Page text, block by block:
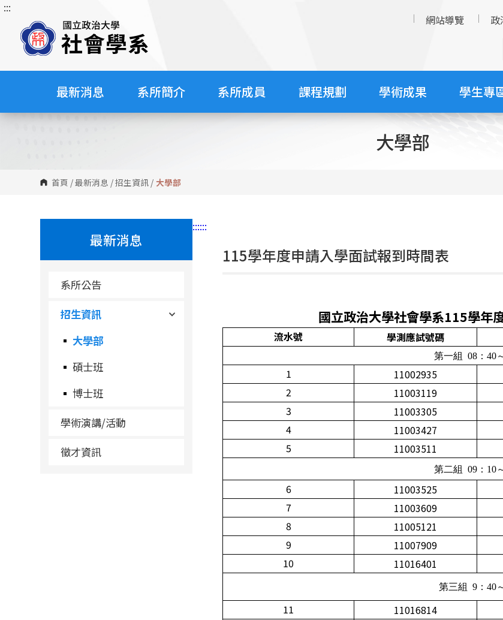
跳
內
塊
:::
網站導覽
政
最新消息 系所簡介 系所成員 課程規劃 學術成果 學生專
大學部
首頁 /最新消息 /招生資訊 / 大學部
:::
最新消息
系所公告
招生資訊
大學部
碩士班
博士班
學術演講/活動
徵才資訊
:::
115學年度申請入學面試報到時間表
國立政治大學社會學系115學年
流水號 學測應試號碼
第一組 08：40
1 11002935
2
11003119
3
11003305
4
11003427
5
11003511
第二組 09：10
6 11003525
7
11003609
8
11005121
9
11007909
10 11016401
第三組 9：40
11 11016814